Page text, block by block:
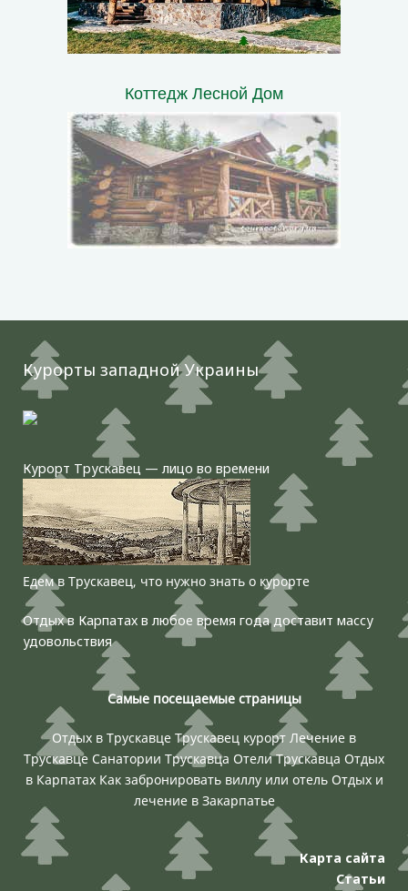
Коттедж Лесной Дом
Курорты западной Украины
Курорт Трускавец — лицо во времени
Едем в Трускавец, что нужно знать о курорте
Отдых в Карпатах в любое время года доставит массу
удовольствия
Самые посещаемые страницы
Отдых в Трускавце Трускавец курорт Лечение в
Трускавце Санатории Трускавца Отели Трускавца Отдых
в Карпатах Как забронировать виллу или отель Отдых и
лечение в Закарпатье
Карта сайта
Статьи